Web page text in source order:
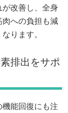
改善し、全身
への負担も減
ります。
排出をサポ
能回復にも注